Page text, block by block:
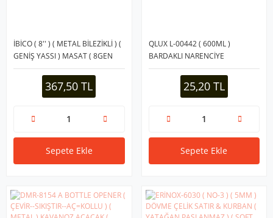
İBİCO ( 8'' ) ( METAL BİLEZİKLİ ) (
GENİŞ YASSI ) MASAT ( 8GEN
RENKLİ PLASTİK SAPLI ) ( METAL
ASMA HALKALI )*50
367,50 TL
Sepete Ekle
QLUX L-00442 ( 600ML )
BARDAKLI NARENCİYE
SIKACAK*40=K
25,20 TL
Sepete Ekle